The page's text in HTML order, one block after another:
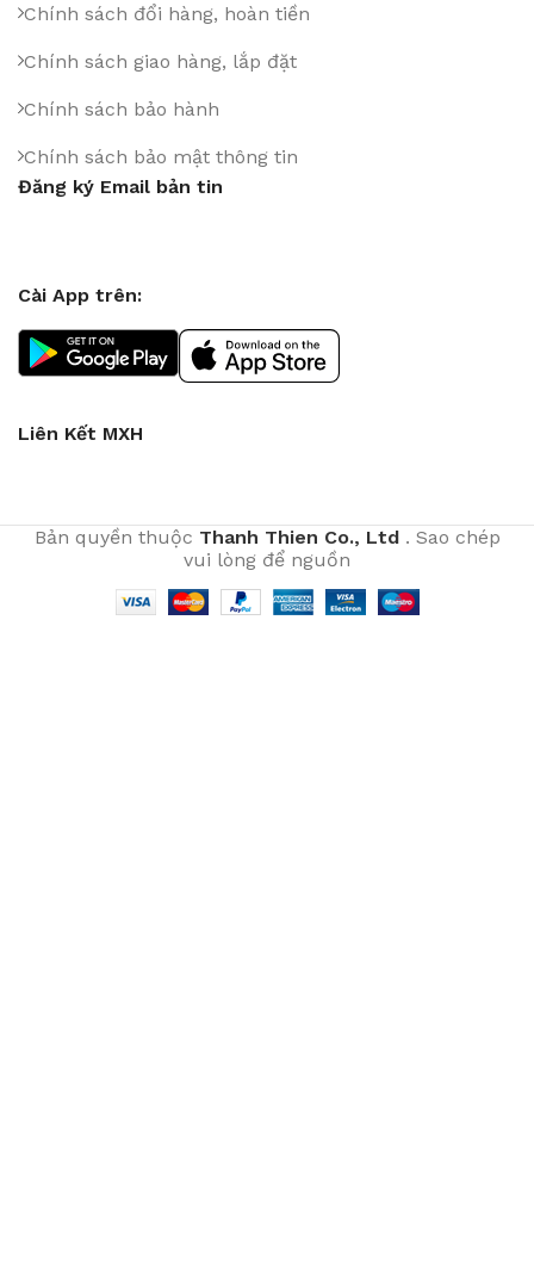
Chính sách đổi hàng, hoàn tiền
Chính sách giao hàng, lắp đặt
Chính sách bảo hành
Chính sách bảo mật thông tin
Đăng ký Email bản tin
Cài App trên:
Liên Kết MXH
Bản quyền thuộc Thanh Thien Co., Ltd. Sao chép
vui lòng để nguồn